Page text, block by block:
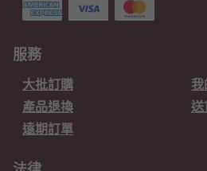
服務
大批訂購
產品退換
送
遠期訂單